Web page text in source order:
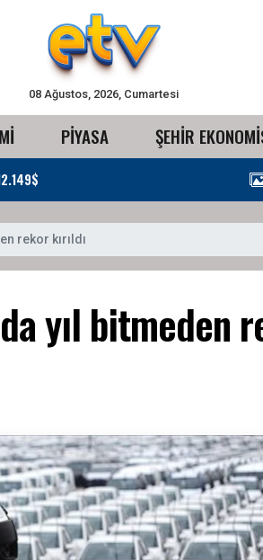
08 Ağustos, 2026, Cumartesi
PİYASA ŞEHİR
rekor kırıldı
yıl bitmeden